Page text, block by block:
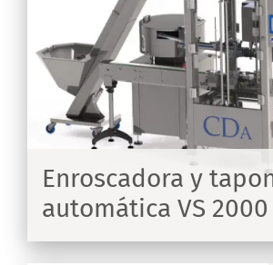
Enroscadora y
automática VS 2000